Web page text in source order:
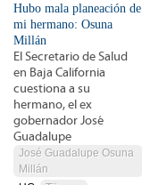
Hubo mala planeación de
mi hermano: Osuna
Millán
El Secretario de Salud
en Baja California
cuestiona a su
hermano, el ex
gobernador José
Guadalupe
José Guadalupe Osuna
Millán